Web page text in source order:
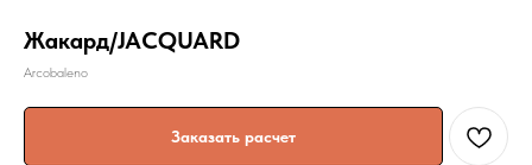
Жакард/JACQUARD
Arcobaleno
Заказать расчет